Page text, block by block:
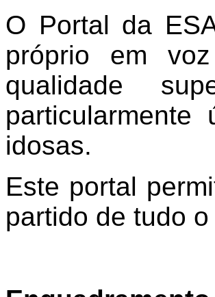
O Portal da
próprio em
qualidade
idosas.
Este portal
partido de tudo